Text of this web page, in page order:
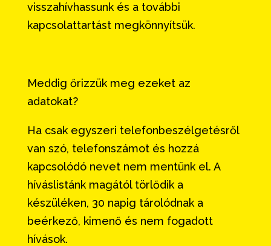
visszahívhassunk és a további
kapcsolattartást megkönnyítsük.
Meddig őrizzük meg ezeket az
adatokat?
Ha csak egyszeri telefonbeszélgetésről
van szó, telefonszámot és hozzá
kapcsolódó nevet nem mentünk el. A
híváslistánk magától törlődik a
készüléken, 30 napig tárolódnak a
beérkező, kimenő és nem fogadott
hívások.